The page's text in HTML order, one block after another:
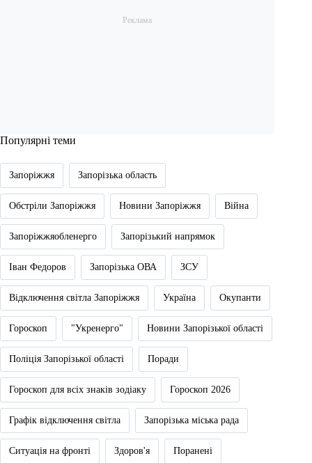
Популярні теми
Запоріжжя Запорізька область
Обстріли Запоріжжя Новини Запоріжжя Війна
Запоріжжяобленерго Запорізький напрямок
Іван Федоров Запорізька ОВА ЗСУ
Відключення світла Запоріжжя Україна Окупанти
Гороскоп "Укренерго" Новини Запорізької області
Поліція Запорізької області Поради
Гороскоп для всіх знаків зодіаку Гороскоп 2026
Графік відключення світла Запорізька міська рада
Ситуація на фронті Здоров'я Поранені